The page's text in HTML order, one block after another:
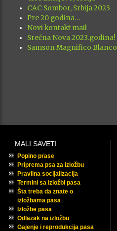
CAC Sombor, Srbija 2023
Pre 20 godina…
Novi kontakt mail
Srećna Nova 2023.godina!
Samson Magnifico Blanco
MALI SAVETI
Popino prase
Priprema psa za izložbu
Pravilna socijalizacija
Termini sa izložbi pasa
Šta treba da znate o
izložbama pasa
Izložbe pasa
Odlazak na izložbu
Gajenje i reprodukcija pasa